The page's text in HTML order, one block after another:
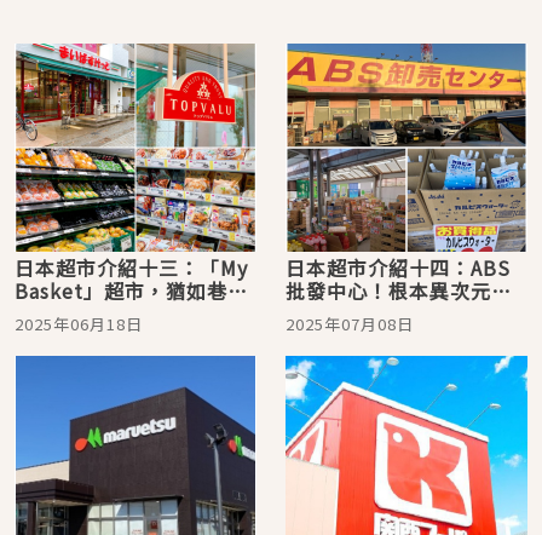
日本超市介紹十三：「My
Basket」超市，猶如巷口
便利商店般的平價親民
2025年06月18日
日本超市介紹十四：ABS
批發中心！根本異次元的
超激安「68日圓專區」
2025年07月08日